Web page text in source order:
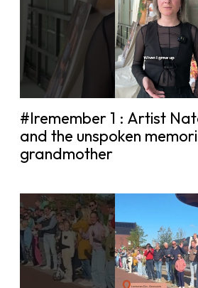
#Iremember 1 : Artist
and the unspoken
grandmother